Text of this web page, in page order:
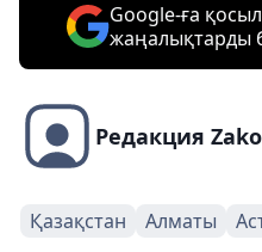
Google-ға
жаңалықтарды
Редакция
Қазақстан Алматы